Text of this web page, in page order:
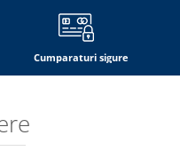
Cumparaturi sigure